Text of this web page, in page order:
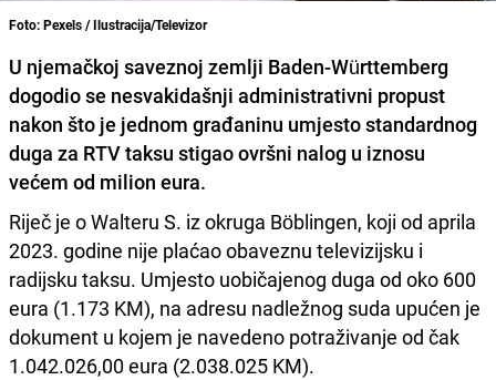
Foto: Pexels / Ilustracija/Televizor
U njemačkoj saveznoj zemlji Baden-Württemberg
dogodio se nesvakidašnji administrativni propust
nakon što je jednom građaninu umjesto standardnog
duga za RTV taksu stigao ovršni nalog u iznosu
većem od milion eura.
Riječ je o Walteru S. iz okruga Böblingen, koji od aprila
2023. godine nije plaćao obaveznu televizijsku i
radijsku taksu. Umjesto uobičajenog duga od oko 600
eura (1.173 KM), na adresu nadležnog suda upućen je
dokument u kojem je navedeno potraživanje od čak
1.042.026,00 eura (2.038.025 KM).